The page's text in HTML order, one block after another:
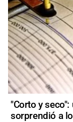
"Corto y
sorprendió a